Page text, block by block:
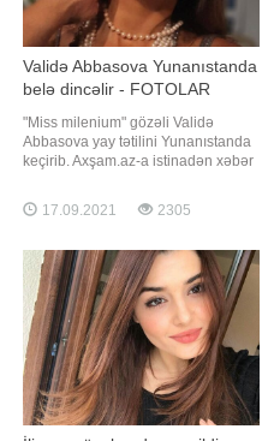
Validə Abbasova Yunanıstanda
belə dincəlir - FOTOLAR
"Miss milenium" gözəli Validə
Abbasova yay tətilini Yunanıstanda
keçirib. Axşam.az-a istinadən xəbər
fotolarını İnstaqramda izləyiciləri ilə
bölüşüb. Abbasovanın formada
çəkib. Onlar modelə bunla bağlı
suallar ünvanlayıblar
17.09.2021 2305